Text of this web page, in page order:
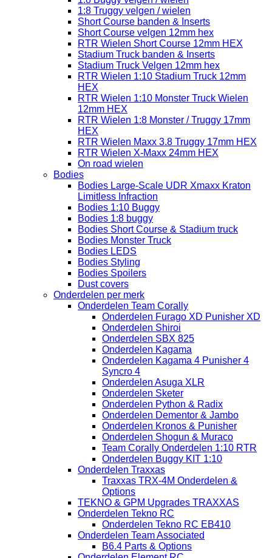
1:8 Truggy velgen / wielen
Short Course banden & Inserts
Short Course velgen 12mm hex
RTR Wielen Short Course 12mm HEX
Stadium Truck banden & Inserts
Stadium Truck Velgen 12mm hex
RTR Wielen 1:10 Stadium Truck 12mm
HEX
RTR Wielen 1:10 Monster Truck Wielen
12mm HEX
RTR Wielen 1:8 Monster / Truggy 17mm
HEX
RTR Wielen Maxx 3.8 Truggy 17mm HEX
RTR Wielen X-Maxx 24mm HEX
On road wielen
Bodies
Bodies Large-Scale UDR Xmaxx Kraton
Limitless Infraction
Bodies 1:10 Buggy
Bodies 1:8 buggy
Bodies Short Course & Stadium truck
Bodies Monster Truck
Bodies LEDS
Bodies Styling
Bodies Spoilers
Dust covers
Onderdelen per merk
Onderdelen Team Corally
Onderdelen Furago XD Punisher XD
Onderdelen Shiroi
Onderdelen SBX 825
Onderdelen Kagama
Onderdelen Kagama 4 Punisher 4
Syncro 4
Onderdelen Asuga XLR
Onderdelen Sketer
Onderdelen Python & Radix
Onderdelen Dementor & Jambo
Onderdelen Kronos & Punisher
Onderdelen Shogun & Muraco
Team Corally Onderdelen 1:10 RTR
Onderdelen Buggy KIT 1:10
Onderdelen Traxxas
Traxxas TRX-4M Onderdelen &
Options
TEKNO & GPM Upgrades TRAXXAS
Onderdelen Tekno RC
Onderdelen Tekno RC EB410
Onderdelen Team Associated
B6.4 Parts & Options